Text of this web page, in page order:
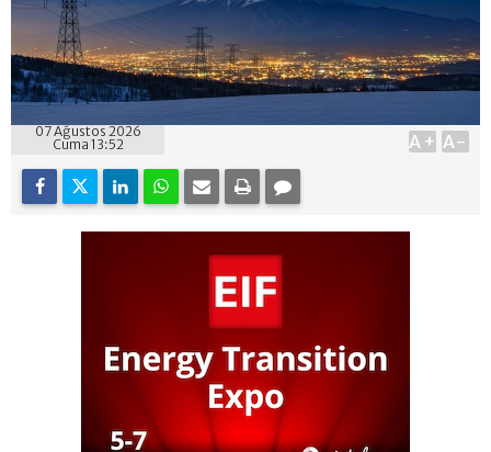
07 Ağustos 2026
Cuma 13:52
A+ A-